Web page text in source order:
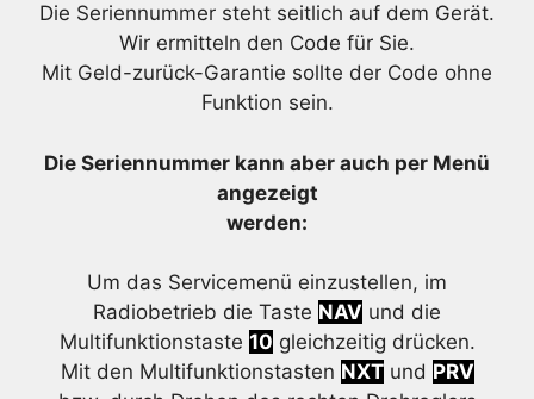
Die Seriennummer steht seitlich auf dem Gerät.
Wir ermitteln den Code für Sie.
Mit Geld-zurück-Garantie sollte der Code ohne
Funktion sein.
Die Seriennummer kann aber auch per Menü
angezeigt
werden:
Um das Servicemenü einzustellen, im
Radiobetrieb die Taste NAV und die
Multifunktionstaste 10 gleichzeitig drücken.
Mit den Multifunktionstasten NXTund PRV